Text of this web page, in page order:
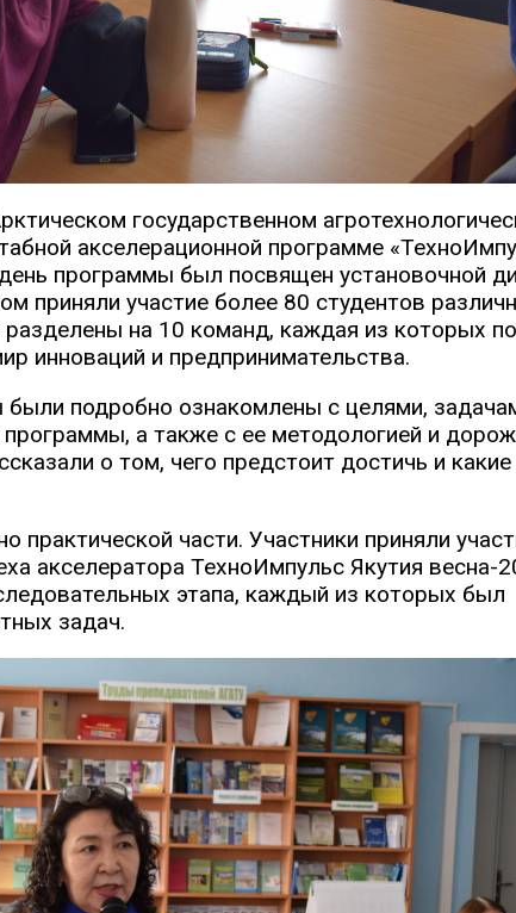
государственном
акселерационной программе
программы был посвящен установочной
приняли участие более 80 студентов
на 10 команд, каждая из которых
инноваций и предпринимательства.
были подробно ознакомлены с целями,
а также с ее методологией и
о том, чего предстоит достичь и какие
практической части. Участники приняли
акселератора ТехноИмпульс Якутия весна-
этапа, каждый из которых был
задач.